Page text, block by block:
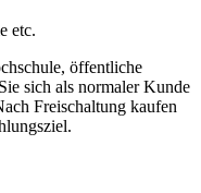
etc.
öffentliche
sich als normaler Kunde
Freischaltung kaufen